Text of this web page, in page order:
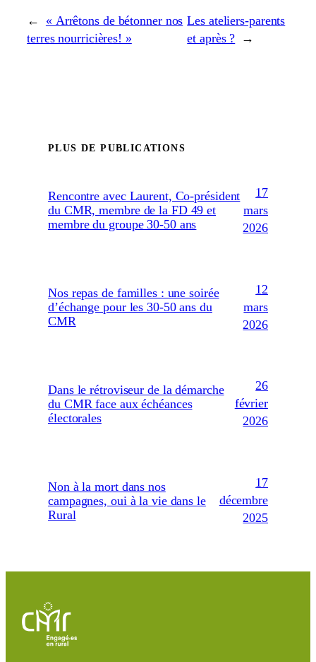
←
« Arrêtons de bétonner nos
terres nourricières! »
Les ateliers-parents
et après ? →
PLUS DE PUBLICATIONS
Rencontre avec Laurent, Co-président
du CMR, membre de la FD 49 et
membre du groupe 30-50 ans
17
mars
2026
Nos repas de familles : une soirée
d’échange pour les 30-50 ans du
CMR
12
mars
2026
Dans le rétroviseur de la démarche
du CMR face aux échéances
électorales
26
février
2026
Non à la mort dans nos
campagnes, oui à la vie dans le
Rural
17
décembre
2025